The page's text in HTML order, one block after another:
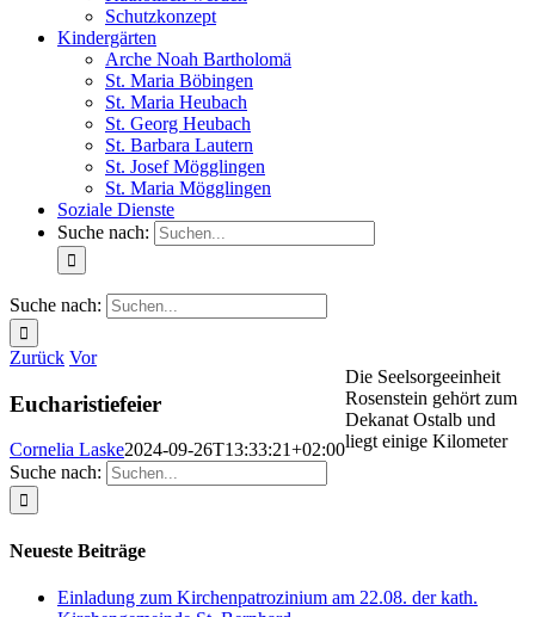
Schutzkonzept
Kindergärten
Arche Noah Bartholomä
St. Maria Böbingen
St. Maria Heubach
St. Georg Heubach
St. Barbara Lautern
St. Josef Mögglingen
St. Maria Mögglingen
Soziale Dienste
Suche nach:
Suche nach:
Zurück Vor
Eucharistiefeier
Cornelia Laske2024-09-26T13:33:21+02:00
Suche nach:
Neueste Beiträge
Einladung zum Kirchenpatrozinium am 22.08. der kath.
Die Seelsorgeeinheit
Rosenstein gehört zum
Dekanat Ostalb und
liegt einige Kilometer